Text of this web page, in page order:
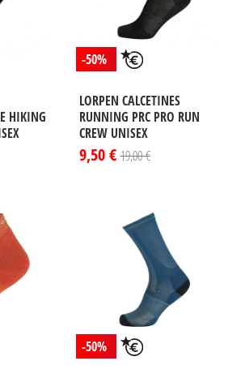
HIKING
-50%
LORPEN CALCETINES
RUNNING PRC PRO RUN
CREW UNISEX
9,50 € 19,00 €
-50%